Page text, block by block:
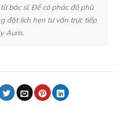
bác sĩ. Để có phác đồ phù
đặt lịch hẹn tư vấn trực tiếp
Auris.